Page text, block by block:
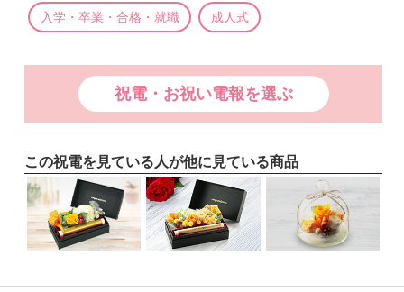
入学・卒業・合格・就職 成人式
祝電・お祝い電報を選ぶ
この祝電を見ている人が他に見ている商品